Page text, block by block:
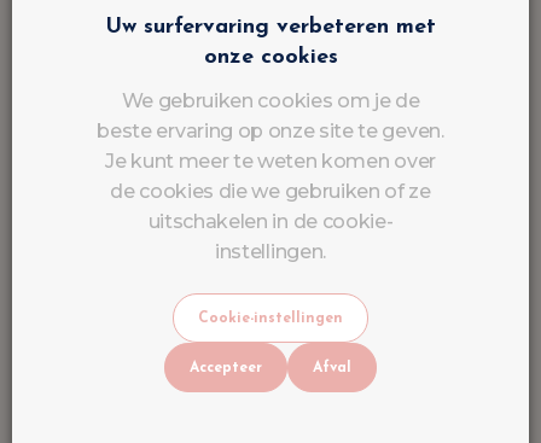
Uw surfervaring verbeteren met
onze cookies
We gebruiken cookies om je de
beste ervaring op onze site te geven.
Je kunt meer te weten komen over
de cookies die we gebruiken of ze
uitschakelen in de cookie-
instellingen.
Cookie-instellingen
Accepteer Afval